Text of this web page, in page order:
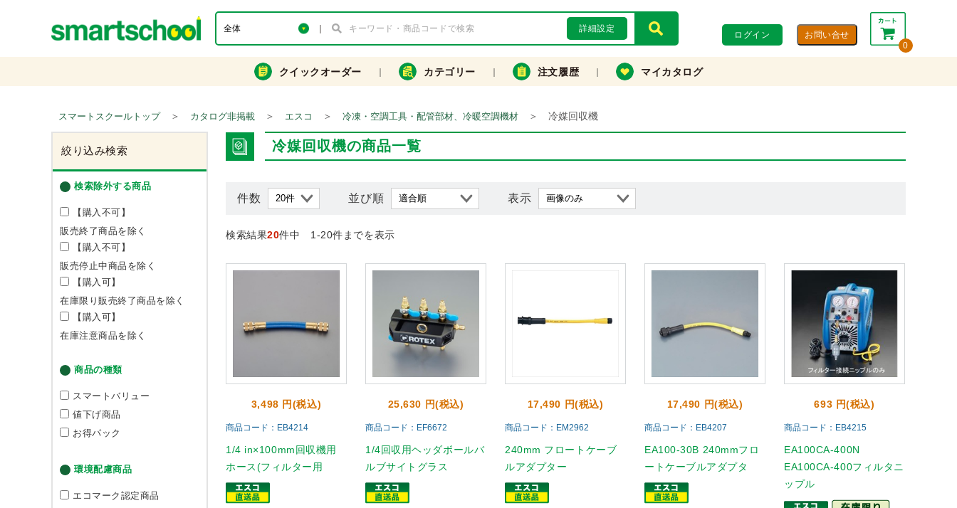
詳細設定
ログイン
0
合計： 0円
カートを見る・注文する
クイックオーダー カテゴリー 注文履歴 マイカタログ
スマートスクールトップ ＞ カタログ非掲載 ＞ エスコ ＞ 冷凍・空調工具・配管部材、冷暖空調機材 ＞ 冷媒回収機
絞り込み検索
検索除外する商品
【購入不可】
販売終了商品を除く
【購入不可】
販売停止中商品を除く
【購入可】
在庫限り販売終了商品を除く
【購入可】
在庫注意商品を除く
商品の種類
スマートバリュー
値下げ商品
お得パック
環境配慮商品
エコマーク認定商品
冷媒回収機の商品一覧
件数 並び順 表示
検索結果20件中 1-20件までを表示
3,498 円(税込)
商品コード：EB4214
1/4 in×100mm回収機用
ホース(フィルター用
25,630 円(税込)
商品コード：EF6672
1/4回収用ヘッダボールバ
ルブサイトグラス
17,490 円(税込)
商品コード：EM2962
240mm フロートケーブ
ルアダプター
17,490 円(税込)
商品コード：EB4207
EA100-30B 240mmフロ
ートケーブルアダプタ
693 円(税込)
商品コード：EB4215
EA100CA-400N
EA100CA-400フィルタニ
ップル